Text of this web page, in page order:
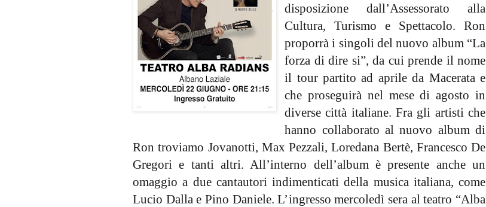
disposizione dall’Assessorato alla
Cultura, Turismo e Spettacolo. Ron
proporrà i singoli del nuovo album “La
forza di dire si”, da cui prende il nome
il tour partito ad aprile da Macerata e
che proseguirà nel mese di agosto in
diverse città italiane. Fra gli artisti che
hanno collaborato al nuovo album di
Ron troviamo Jovanotti, Max Pezzali, Loredana Bertè, Francesco De
Gregori e tanti altri. All’interno dell’album è presente anche un
omaggio a due cantautori indimenticati della musica italiana, come
Lucio Dalla e Pino Daniele. L’ingresso mercoledì sera al teatro “Alba